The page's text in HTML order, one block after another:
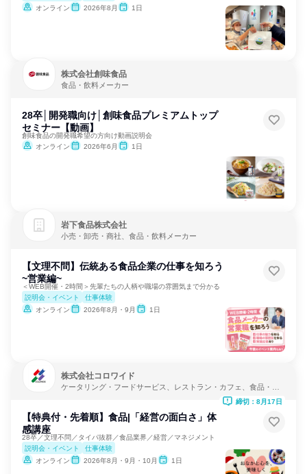
オンライン
2026年8月 1日
株式会社創味食品
食品・飲料メーカー
28卒│開発職向け│創味食品プレミアムトップ
セミナー【動画】
創味食品の開発職希望の方向け動画説明会
オンライン
2026年6月 1日
岩下食品株式会社
小売・卸売・商社、食品・飲料メーカー
【文理不問】伝統ある食品企業の仕事を知ろう
~営業編~
＜WEB開催・2時間＞先輩たちの人柄や職場の雰囲気まで分かる
説明会・イベント
仕事体験
オンライン
2026年8月・9月 1日
株式会社コロワイド
ケータリング・フードサービス、レストラン・カフェ、食品・飲
【特典付・先着順】食品|「経営の面白さ」体
感講座
28卒／文理不問／タイパ抜群／食品業界／経営／マネジメント
説明会・イベント
仕事体験
オンライン
2026年8月・9月・10月 1日
締切：8月17日